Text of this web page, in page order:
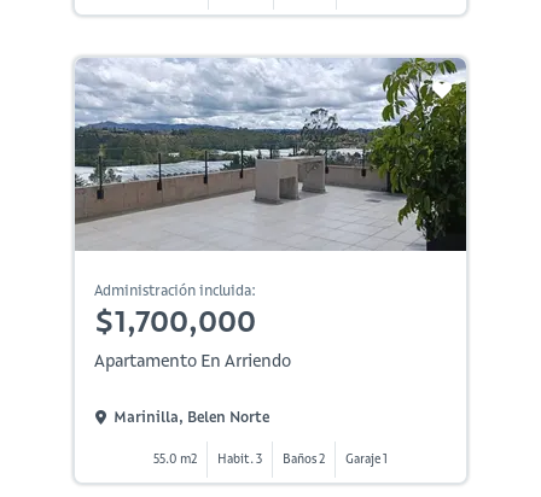
Administración incluida:
$1,700,000
Apartamento En Arriendo
Marinilla, Belen Norte
55.0 m2 Habit. 3 Baños 2 Garaje 1